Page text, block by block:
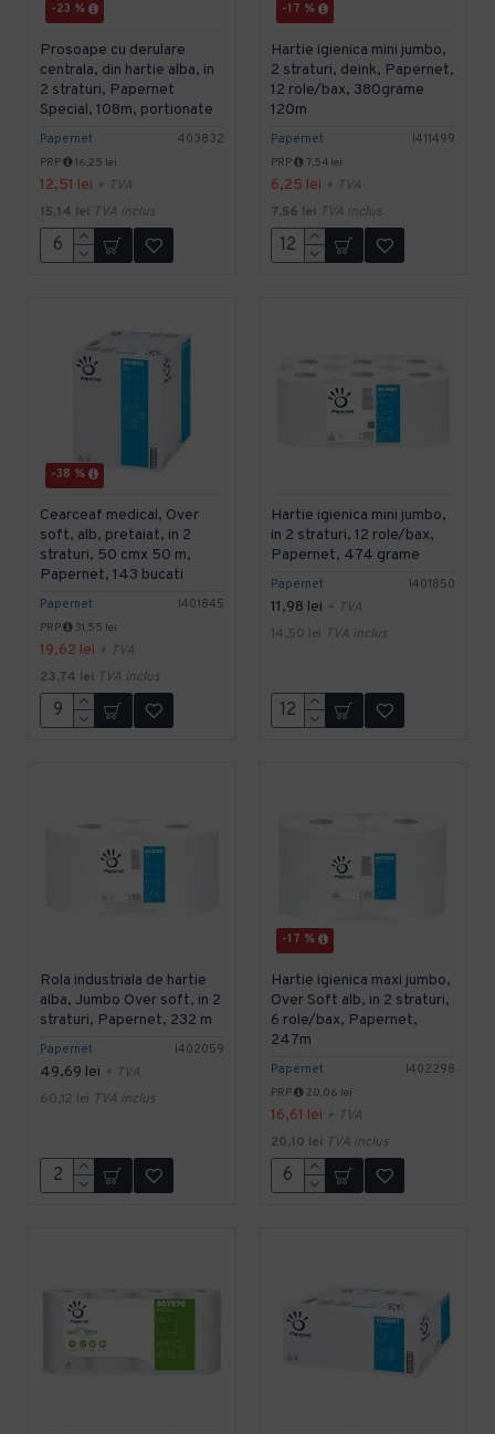
-23 %
Papernet 403832
Prosoape cu derulare
centrala, din hartie alba, in
2 straturi, Papernet
Special, 108m, portionate
PRP 16,25 lei
12,51 lei + TVA
15,14 lei TVA inclus
-17 %
Papernet I411499
Hartie igienica mini jumbo,
2 straturi, deink, Papernet,
12 role/bax, 380grame
120m
PRP 7,54 lei
6,25 lei + TVA
7,56 lei TVA inclus
-38 %
Papernet I401845
Cearceaf medical, Over
soft, alb, pretaiat, in 2
straturi, 50 cmx 50 m,
Papernet, 143 bucati
PRP 31,55 lei
19,62 lei + TVA
23,74 lei TVA inclus
Papernet I401850
Hartie igienica mini jumbo,
in 2 straturi, 12 role/bax,
Papernet, 474 grame
11,98 lei + TVA
14,50 lei TVA inclus
Papernet I402059
Rola industriala de hartie
alba, Jumbo Over soft, in 2
straturi, Papernet, 232 m
49,69 lei + TVA
60,12 lei TVA inclus
-17 %
Papernet I402298
Hartie igienica maxi jumbo,
Over Soft alb, in 2 straturi,
6 role/bax, Papernet,
247m
PRP 20,06 lei
16,61 lei + TVA
20,10 lei TVA inclus